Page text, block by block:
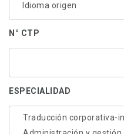
N° CTP
ESPECIALIDAD